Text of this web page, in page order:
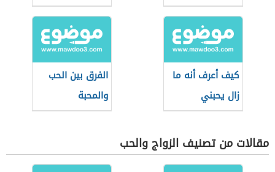
كيف أعرف أنه ما
زال يحبني
الفرق بين الحب
والمحبة
مقالات من تصنيف الزواج والحب